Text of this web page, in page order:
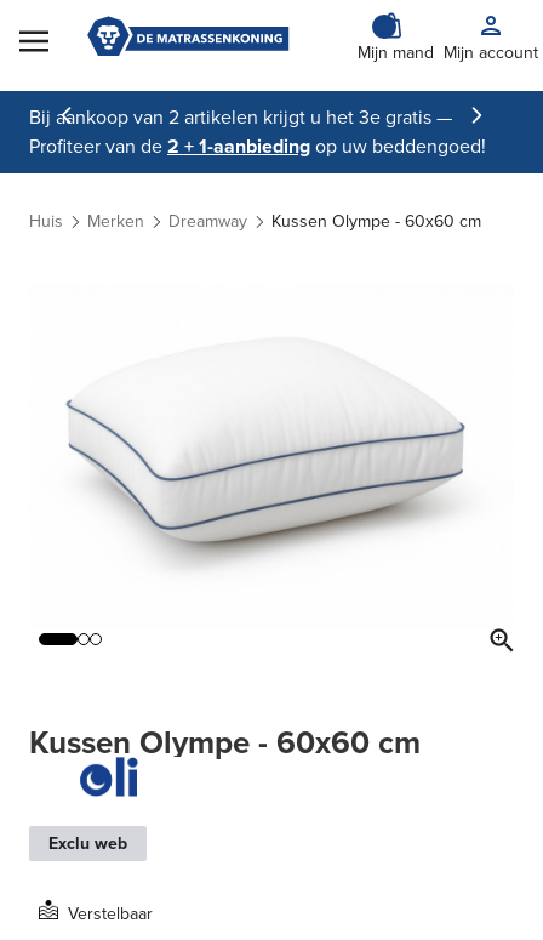
Skip to Content
Mijn mand Mijn account
Bij aankoop van 2 artikelen krijgt u het 3e gratis —
Profiteer van de2 + 1-aanbiedingop uw beddengoed!
Huis Merken Dreamway Kussen Olympe - 60x60 cm
Kussen Olympe - 60x60 cm
Exclu web
Verstelbaar